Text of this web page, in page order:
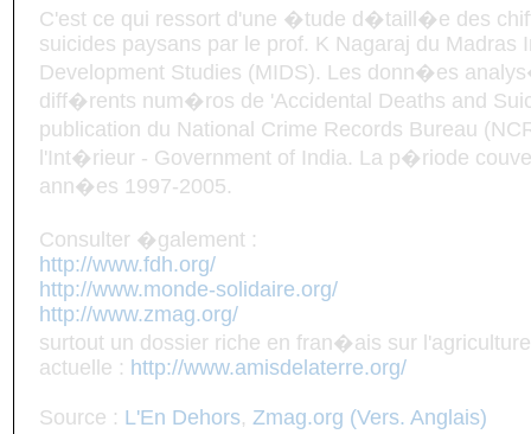
C'est ce qui ressort d'une �tude d�taill�e des
suicides paysans par le prof. K Nagaraj du Madras
Development Studies (MIDS). Les donn�es
diff�rents num�ros de 'Accidental Deaths and
publication du National Crime Records Bureau
l'Int�rieur - Government of India. La p�riode
ann�es 1997-2005.
Consulter �galement :
http://www.fdh.org/
http://www.monde-solidaire.org/
http://www.zmag.org/
surtout un dossier riche en fran�ais sur
actuelle : http://www.amisdelaterre.org/
Source : L'En Dehors, Zmag.org (Vers. Anglais)